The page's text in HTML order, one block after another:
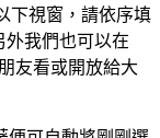
下視窗，請依序填
外我們也可以在
友看或開放給大